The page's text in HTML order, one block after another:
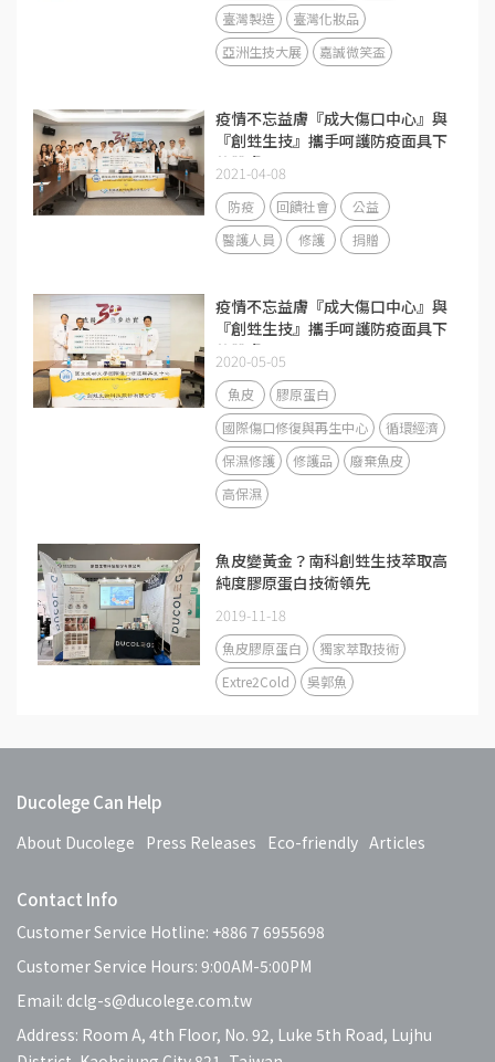
臺灣製造
臺灣化妝品
亞洲生技大展
嘉誠微笑盃
疫情不忘益膚『成大傷口中心』與
『創甡生技』攜手呵護防疫面具下
的肌膚
2021-04-08
防疫 回饋社會
公益
醫護人員
修護 捐贈
疫情不忘益膚『成大傷口中心』與
『創甡生技』攜手呵護防疫面具下
的肌膚
2020-05-05
魚皮
膠原蛋白
國際傷口修復與再生中心
循環經濟
保濕修護
修護品
廢棄魚皮
高保濕
魚皮變黃金？南科創甡生技萃取高
純度膠原蛋白技術領先
2019-11-18
魚皮膠原蛋白
獨家萃取技術
Extre2Cold
吳郭魚
Ducolege Can Help
About Ducolege Press Releases Eco-friendly Articles
Contact Info
Customer Service Hotline: +886 7 6955698
Customer Service Hours: 9:00AM-5:00PM
Email: dclg-s@ducolege.com.tw
Address: Room A, 4th Floor, No. 92, Luke 5th Road, Lujhu